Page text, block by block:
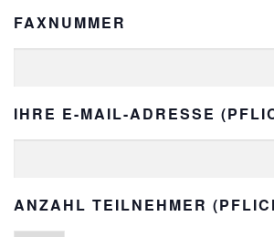
FAXNUMMER
IHRE E-MAIL-ADRESSE
ANZAHL TEILNEHMER